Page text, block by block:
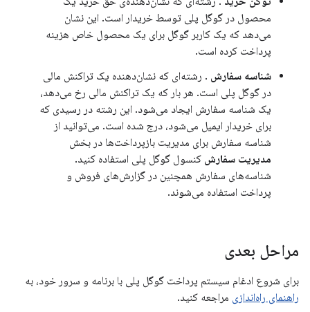
محصول در گوگل پلی توسط خریدار است. این نشان
می‌دهد که یک کاربر گوگل برای یک محصول خاص هزینه
پرداخت کرده است.
شناسه سفارش . رشته‌ای که نشان‌دهنده یک تراکنش مالی
در گوگل پلی است. هر بار که یک تراکنش مالی رخ می‌دهد،
یک شناسه سفارش ایجاد می‌شود. این رشته در رسیدی که
برای خریدار ایمیل می‌شود، درج شده است. می‌توانید از
شناسه سفارش برای مدیریت بازپرداخت‌ها در بخش
مدیریت سفارش کنسول گوگل پلی استفاده کنید.
شناسه‌های سفارش همچنین در گزارش‌های فروش و
پرداخت استفاده می‌شوند.
مراحل بعدی
برای شروع ادغام سیستم پرداخت گوگل پلی با برنامه و سرور خود، به
راهنمای راه‌اندازی مراجعه کنید.